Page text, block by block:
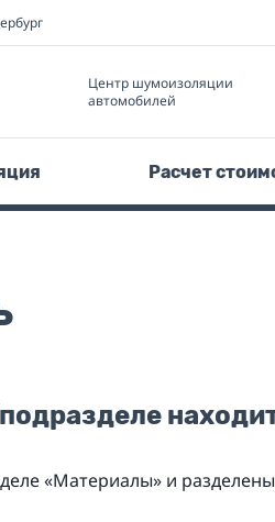
Центр шумоизоляции
автомобилей
Расчет
«Материалы» и